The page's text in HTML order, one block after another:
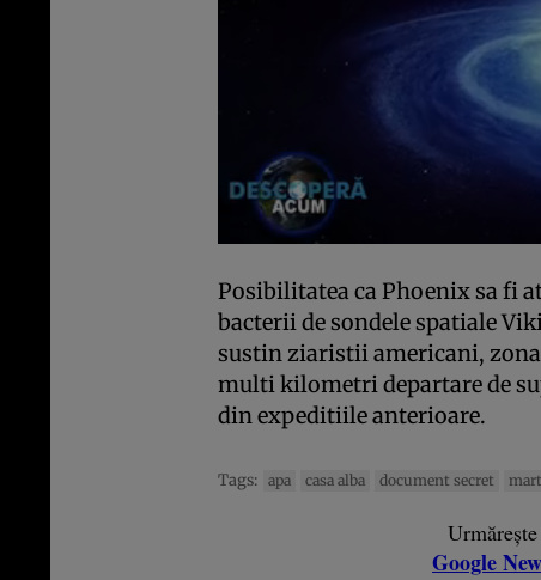
Posibilitatea ca Phoenix sa fi
bacterii de sondele spatiale
sustin ziaristii americani,
multi kilometri departare de
din expeditiile anterioare.
Tags: apa casa alba document secret
Google